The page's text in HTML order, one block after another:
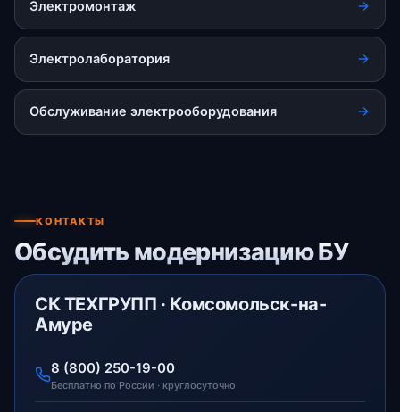
Электромонтаж
Электролаборатория
Обслуживание электрооборудования
КОНТАКТЫ
Обсудить модернизацию БУ
СК ТЕХГРУПП · Комсомольск-на-
Амуре
8 (800) 250-19-00
Бесплатно по России · круглосуточно